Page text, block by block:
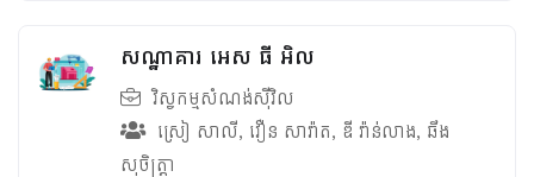
សណ្ឋាគារ អេស ធី អិល
វិស្វកម្មសំណង់ស៊ីវិល
ស្រៀ សាលី, វឿន សាវ៉ាត, ឌី វ៉ាន់លាង, ឆឹង
សុចិត្រ្តា